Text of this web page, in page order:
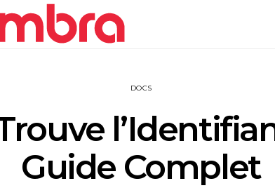
DOCS
Guide Complet